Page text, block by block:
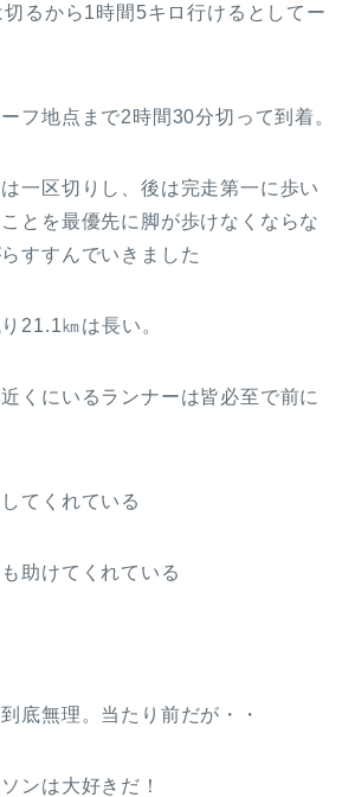
るから1時間5キロ行けるとしてー
フ地点まで2時間30分切って到着。
一区切りし、後は完走第一に歩い
とを最優先に脚が歩けなくならな
すすんでいきました
21.1㎞は長い。
くにいるランナーは皆必至で前に
てくれている
助けてくれている
底無理。当たり前だが・・
ンは大好きだ！